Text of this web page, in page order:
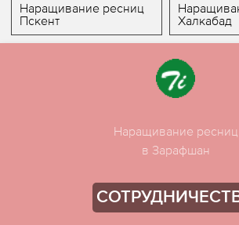
Наращивание ресниц
Пскент
Халкабад
Наращивание ресниц
в Зарафшан